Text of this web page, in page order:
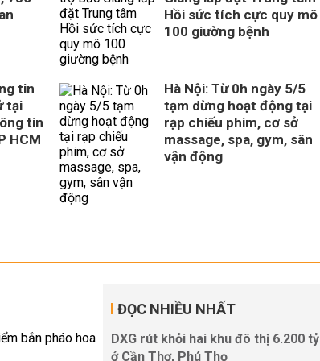
Hồi sức tích cực quy mô
100 giường bệnh
tin
tại
tin
HCM
Hà Nội: Từ 0h ngày 5/5
tạm dừng hoạt động tại
rạp chiếu phim, cơ sở
massage, spa, gym, sân
vận động
ĐỌC NHIỀU NHẤT
DXG rút khỏi hai khu đô thị 6.200 tỷ
ở Cần Thơ, Phú Thọ